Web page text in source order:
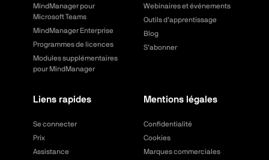
MindManager pour
Microsoft Teams
MindManager Enterprise
Programmes de licences
Modules supplémentaires
pour MindManager
Webinaires et événements
Outils d’apprentissage
Blog
S’abonner
Liens rapides
Se connecter
Prix
Assistance
Mentions légales
Confidentialité
Cookies
Marques commerciales